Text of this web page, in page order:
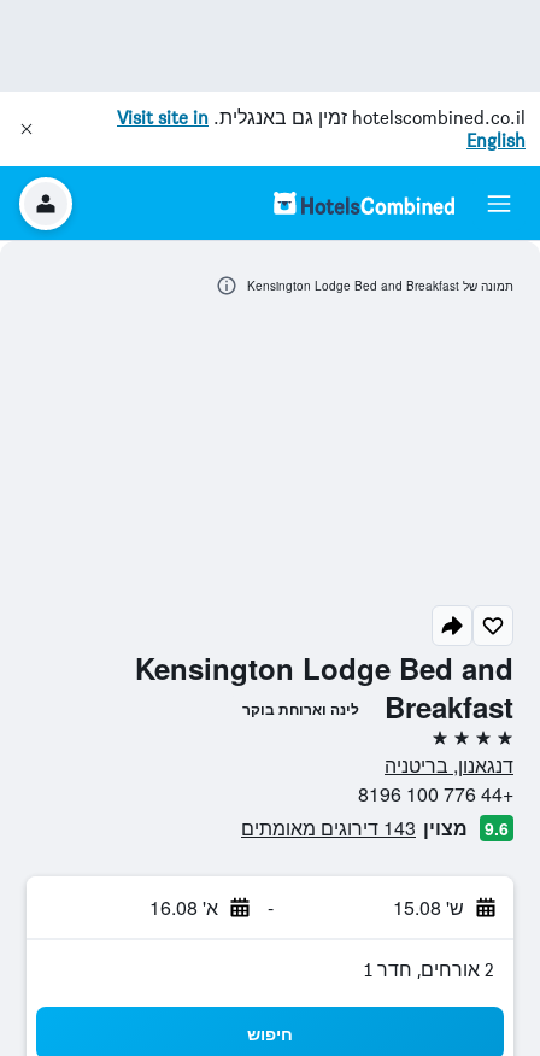
hotelscombined.co.il זמין גם באנגלית. Visit site in
English
Kensington Lodge Bed and
Breakfast
לינה וארוחת בוקר
4 כוכבים
דנגאנון, בריטניה
+44 776 100 8196
9.6 מצוין 143 דירוגים מאומתים
ש' 15.08 - א' 16.08
2 אורחים, חדר 1
חיפוש
תמונה של Kensington Lodge Bed and Breakfast